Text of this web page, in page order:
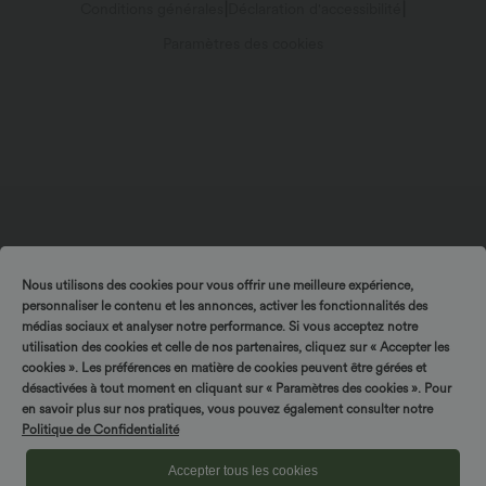
Nous utilisons des cookies pour vous offrir une meilleure expérience,
personnaliser le contenu et les annonces, activer les fonctionnalités des
médias sociaux et analyser notre performance. Si vous acceptez notre
utilisation des cookies et celle de nos partenaires, cliquez sur « Accepter les
cookies ». Les préférences en matière de cookies peuvent être gérées et
désactivées à tout moment en cliquant sur « Paramètres des cookies ». Pour
en savoir plus sur nos pratiques, vous pouvez également consulter notre
Politique de Confidentialité
Accepter tous les cookies